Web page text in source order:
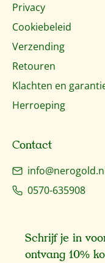
Privacy
Cookiebeleid
Verzending
Retouren
Klachten en
Herroeping
Contact
0570-635908
Schrijf je in
ontvang 10%